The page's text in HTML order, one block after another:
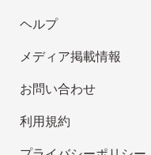
ヘルプ
メディア掲載情報
お問い合わせ
利用規約